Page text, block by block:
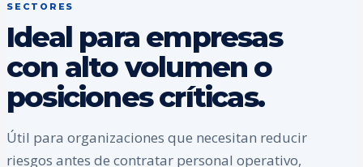
SECTORES
Ideal para empresas
con alto volumen o
posiciones críticas.
Útil para organizaciones que necesitan reducir
riesgos antes de contratar personal operativo,